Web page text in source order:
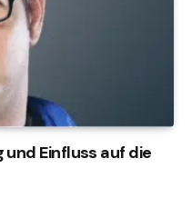
Einfluss auf die